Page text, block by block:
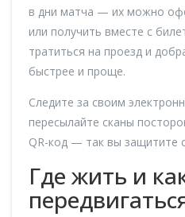
в дни матча — их можно
или получить вместе с
тратиться на проезд и
быстрее и проще.
Следите за своим
пересылайте сканы
QR-код — так вы защитите
Где жить и